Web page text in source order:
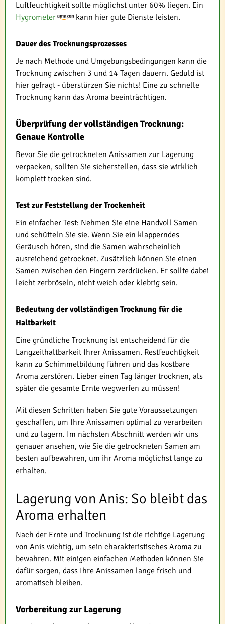
Luftfeuchtigkeit sollte möglichst unter 60% liegen. Ein
Hygrometer
kann hier gute Dienste leisten.
Dauer des Trocknungsprozesses
Je nach Methode und Umgebungsbedingungen kann die
Trocknung zwischen 3 und 14 Tagen dauern. Geduld ist
hier gefragt - überstürzen Sie nichts! Eine zu schnelle
Trocknung kann das Aroma beeinträchtigen.
Überprüfung der vollständigen Trocknung:
Genaue Kontrolle
Bevor Sie die getrockneten Anissamen zur Lagerung
verpacken, sollten Sie sicherstellen, dass sie wirklich
komplett trocken sind.
Test zur Feststellung der Trockenheit
Ein einfacher Test: Nehmen Sie eine Handvoll Samen
und schütteln Sie sie. Wenn Sie ein klapperndes
Geräusch hören, sind die Samen wahrscheinlich
ausreichend getrocknet. Zusätzlich können Sie einen
Samen zwischen den Fingern zerdrücken. Er sollte dabei
leicht zerbröseln, nicht weich oder klebrig sein.
Bedeutung der vollständigen Trocknung für die
Haltbarkeit
Eine gründliche Trocknung ist entscheidend für die
Langzeithaltbarkeit Ihrer Anissamen. Restfeuchtigkeit
kann zu Schimmelbildung führen und das kostbare
Aroma zerstören. Lieber einen Tag länger trocknen, als
später die gesamte Ernte wegwerfen zu müssen!
Mit diesen Schritten haben Sie gute Voraussetzungen
geschaffen, um Ihre Anissamen optimal zu verarbeiten
und zu lagern. Im nächsten Abschnitt werden wir uns
genauer ansehen, wie Sie die getrockneten Samen am
besten aufbewahren, um ihr Aroma möglichst lange zu
erhalten.
Lagerung von Anis: So bleibt das
Aroma erhalten
Nach der Ernte und Trocknung ist die richtige Lagerung
von Anis wichtig, um sein charakteristisches Aroma zu
bewahren. Mit einigen einfachen Methoden können Sie
dafür sorgen, dass Ihre Anissamen lange frisch und
aromatisch bleiben.
Vorbereitung zur Lagerung